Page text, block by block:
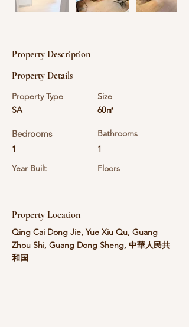
Property Description
Property Details
Property Type
SA
Bedrooms
1
Year Built
Size
60㎡
Bathrooms
1
Floors
Property Location
Qing Cai Dong Jie, Yue Xiu Qu, Guang
Zhou Shi, Guang Dong Sheng, 中華人民共
和国